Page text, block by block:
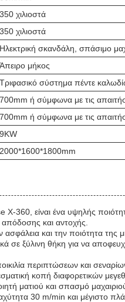
350 χιλιοστά
350 χιλιοστά
Ηλεκτρική σκανδάλη, σπάσιμο
Άπειρο μήκος
Τριφασικό σύστημα πέντε
700mm ή σύμφωνα με τις
700mm ή σύμφωνα με τις
9KW
2000*1600*1800mm
360, είναι ένα υψηλής
απόδοσης και αντοχής.
και την ποιότητα
ξύλινη θήκη για να
περιπτώσεων και
κοπή διαφορετικών
ματιού και σπασμό
30 m/min και μέγιστο